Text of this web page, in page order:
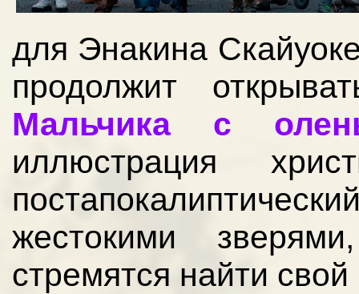
для Энакина
продолжит
Мальчика с
иллюстрация
жестокими
стремятся найти свой